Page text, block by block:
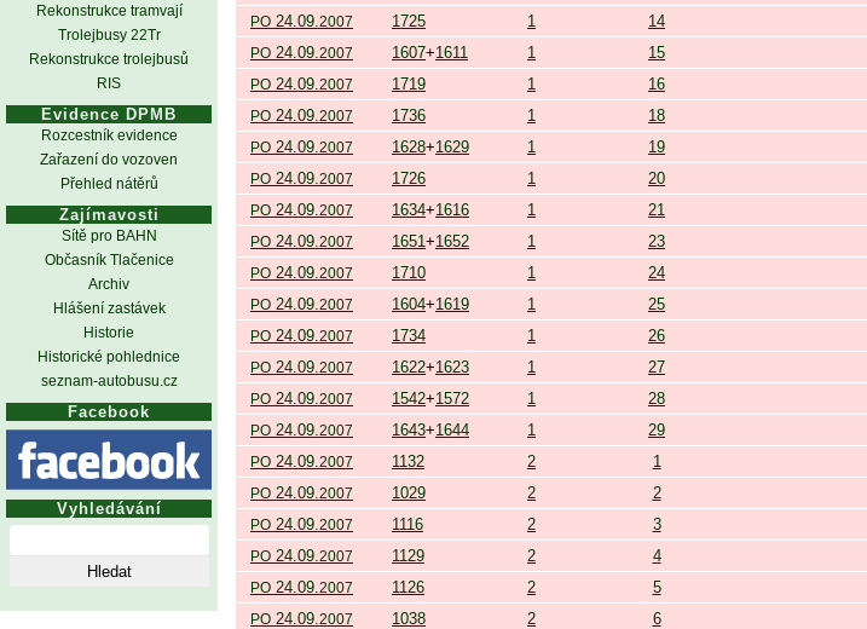
PO 24.09.2007 1725 1 14
PO 24.09.2007 1607+1611 1 15
PO 24.09.2007 1719 1 16
PO 24.09.2007 1736 1 18
PO 24.09.2007 1628+1629 1 19
PO 24.09.2007 1726 1 20
PO 24.09.2007 1634+1616 1 21
PO 24.09.2007 1651+1652 1 23
PO 24.09.2007 1710 1 24
PO 24.09.2007 1604+1619 1 25
PO 24.09.2007 1734 1 26
PO 24.09.2007 1622+1623 1 27
PO 24.09.2007 1542+1572 1 28
PO 24.09.2007 1643+1644 1 29
PO 24.09.2007 1132 2 1
PO 24.09.2007 1029 2 2
PO 24.09.2007 1116 2 3
PO 24.09.2007 1129 2 4
PO 24.09.2007 1126 2 5
PO 24.09.2007 1038 2 6
Rekonstrukce tramvají
Trolejbusy 22Tr
Rekonstrukce trolejbusů
RIS
Evidence DPMB
Rozcestník evidence
Zařazení do vozoven
Přehled nátěrů
Zajímavosti
Sítě pro BAHN
Občasník Tlačenice
Archiv
Hlášení zastávek
Historie
Historické pohlednice
seznam-autobusu.cz
Facebook
Vyhledávání